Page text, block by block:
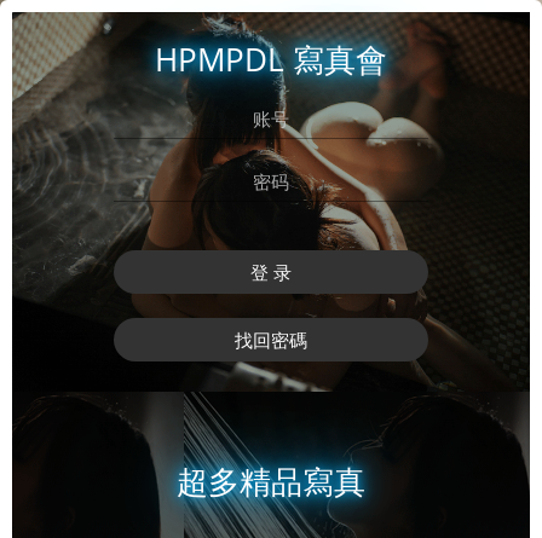
HPMPDL 寫真會
登 录
找回密碼
超多精品寫真
登 录